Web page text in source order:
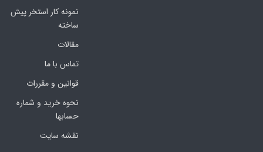
نمونه کار استخر پیش
ساخته
مقالات
تماس با ما
قوانین و مقررات
نحوه خرید و شماره
حسابها
نقشه سایت